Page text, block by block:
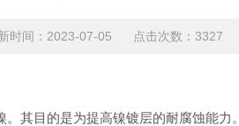
时间：2023-07-05 点击次数：3327
其目的是为提高镍镀层的耐腐蚀能力。